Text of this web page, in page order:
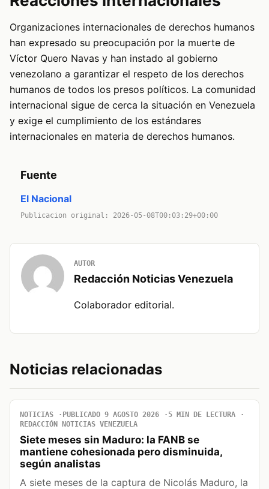
Organizaciones internacionales de derechos humanos
han expresado su preocupación por la muerte de
Víctor Quero Navas y han instado al gobierno
venezolano a garantizar el respeto de los derechos
humanos de todos los presos políticos. La comunidad
internacional sigue de cerca la situación en Venezuela
y exige el cumplimiento de los estándares
internacionales en materia de derechos humanos.
Fuente
El Nacional
Publicacion original: 2026-05-08T00:03:29+00:00
AUTOR
Redacción Noticias Venezuela
Colaborador editorial.
Noticias relacionadas
NOTICIAS PUBLICADO 9 AGOSTO 2026
5 MIN DE LECTURA
REDACCIÓN NOTICIAS VENEZUELA
Siete meses sin Maduro: la FANB se
mantiene cohesionada pero disminuida,
según analistas
A siete meses de la captura de Nicolás Maduro, la